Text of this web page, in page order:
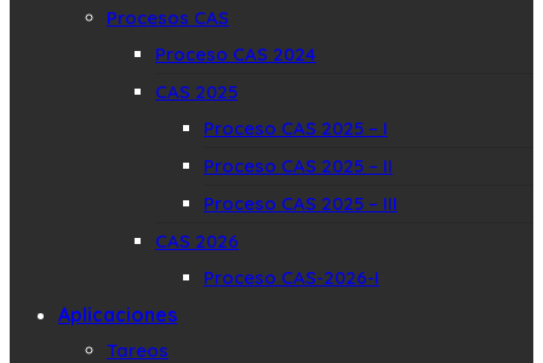
Procesos CAS
Proceso CAS 2024
CAS 2025
Proceso CAS 2025 – I
Proceso CAS 2025 – II
Proceso CAS 2025 – III
CAS 2026
Proceso CAS-2026-I
Aplicaciones
Tareos